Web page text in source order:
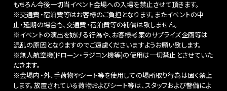
もちろん今後一切当イベント会場への入場を禁止させて頂きます。
※交通費・宿泊費等はお客様のご負担となります。またイベントの中
止・延期の場合も、交通費・宿泊費等の補償は致しません。
※イベントの演出を妨げる行為や、お客様考案のサプライズ企画等は
混乱の原因となりますのでご遠慮くださいますようお願い致します。
※無人航空機(ドローン・ラジコン機等)の使用は一切禁止とさせていた
だきます。
※会場内・外、手荷物やシート等を使用しての場所取り行為は固く禁止
します。放置されている荷物およびシート等は、スタッフおよび警備によ